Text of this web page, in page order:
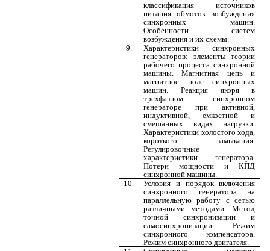
классификация источников
питания обмоток возбуждения
синхронных машин.
Особенности систем
возбуждения и их схемы.
9.
Характеристики синхронных
генераторов: элементы теории
рабочего процесса синхронной
машины. Магнитная цепь и
магнитное поле синхронных
машин. Реакция якоря в
трехфазном синхронном
генераторе при активной,
индуктивной, емкостной и
смешанных видах нагрузки.
Характеристики холостого хода,
короткого замыкания.
Регулировочные
характеристики генератора.
Потери мощности и КПД
синхронной машины.
10.
Условия и порядок включения
синхронного генератора на
параллельную работу с сетью
различными методами. Метод
точной синхронизации и
самосинхронизации. Режим
синхронного компенсатора.
Режим синхронного двигателя.